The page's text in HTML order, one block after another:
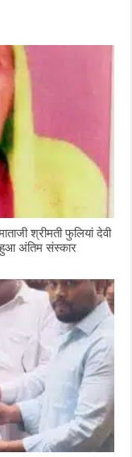
श्रीमती फुलियां देवी
अंतिम संस्कार